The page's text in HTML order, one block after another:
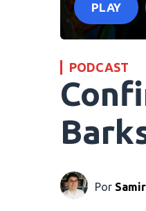
PLAY
PODCAST
Por